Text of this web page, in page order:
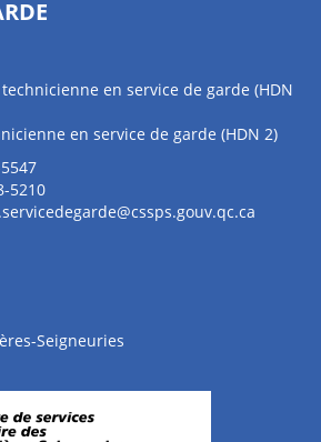
en service de garde (HDN
en service de garde (HDN 2)
5210
Seigneuries